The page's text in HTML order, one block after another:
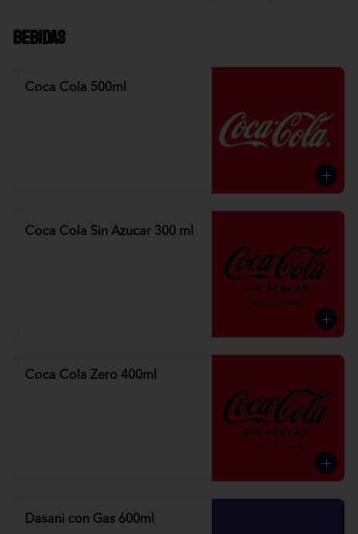
Bebidas
Coca Cola 500ml
Coca Cola Sin Azucar 300 ml
Coca Cola Zero 400ml
Dasani con Gas 600ml